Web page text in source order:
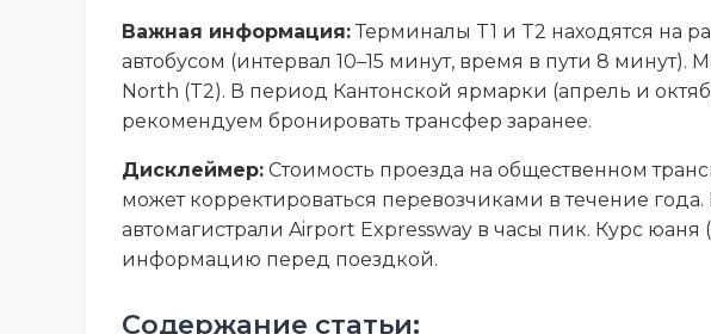
Важная информация: Терминалы T1 и T2 находятся на
автобусом (интервал 10–15 минут, время в пути 8
North (T2). В период Кантонской ярмарки (апрель и
рекомендуем бронировать трансфер заранее.
Дисклеймер: Стоимость проезда на общественном
может корректироваться перевозчиками в течение
автомагистрали Airport Expressway в часы пик. Курс юаня
информацию перед поездкой.
Содержание статьи: